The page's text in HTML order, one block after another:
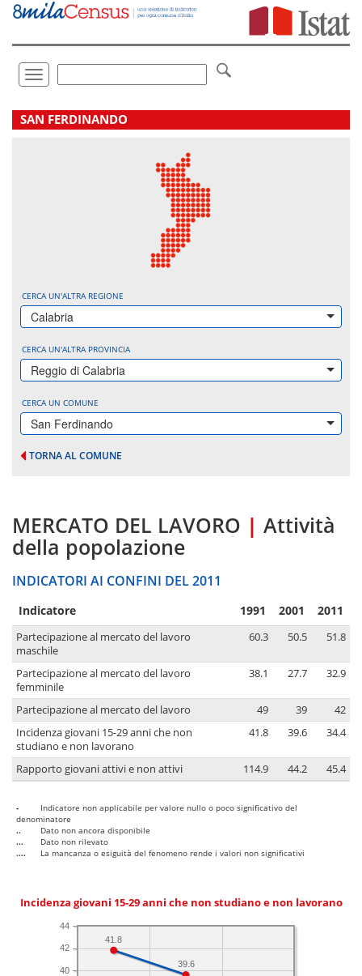
Vai
direttamente
Toggle
navigation
.
SAN FERDINANDO
CERCA UN'ALTRA REGIONE
Calabria
CERCA UN'ALTRA PROVINCIA
Reggio di Calabria
CERCA UN COMUNE
San Ferdinando
TORNA AL COMUNE
MERCATO DEL LAVORO | Attività
della popolazione
INDICATORI AI CONFINI DEL 2011
Indicatore 1991 2001 2011
Partecipazione al mercato del lavoro
maschile
60.3 50.5 51.8
Partecipazione al mercato del lavoro
femminile
38.1 27.7 32.9
Partecipazione al mercato del lavoro 49 39
42
Incidenza giovani 15-29 anni che non
studiano e non lavorano
41.8 39.6 34.4
Rapporto giovani attivi e non attivi 114.9 44.2 45.4
-
Indicatore non applicabile per valore nullo o poco significativo del
denominatore
..
Dato non ancora disponibile
...
Dato non rilevato
....
La mancanza o esiguità del fenomeno rende i valori non significativi
Incidenza giovani 15-29 anni che non studiano e non lavorano
40
42
44
39.6
41.8